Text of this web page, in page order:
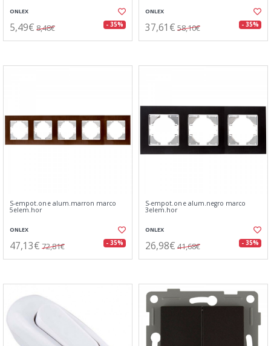
ONLEX
5,49€ 8,48€ - 35%
ONLEX
37,61€ 58,10€ - 35%
S-empot.one alum.marron marco
5elem.hor
ONLEX
47,13€ 72,81€ - 35%
S-empot.one alum.negro marco
3elem.hor
ONLEX
26,98€ 41,68€ - 35%